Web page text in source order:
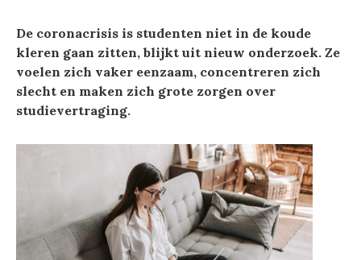
De coronacrisis is studenten niet in de koude
kleren gaan zitten, blijkt uit nieuw onderzoek. Ze
voelen zich vaker eenzaam, concentreren zich
slecht en maken zich grote zorgen over
studievertraging.